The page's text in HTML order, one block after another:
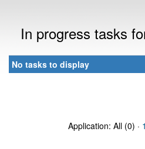
In progress tasks
No tasks to display
Application: All (0) ·